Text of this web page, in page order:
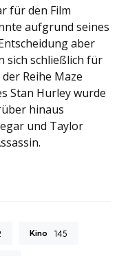
für den Film
aufgrund seines
aber
sich schließlich für
Reihe Maze
Stan Hurley wurde
hinaus
und Taylor
Kino 145